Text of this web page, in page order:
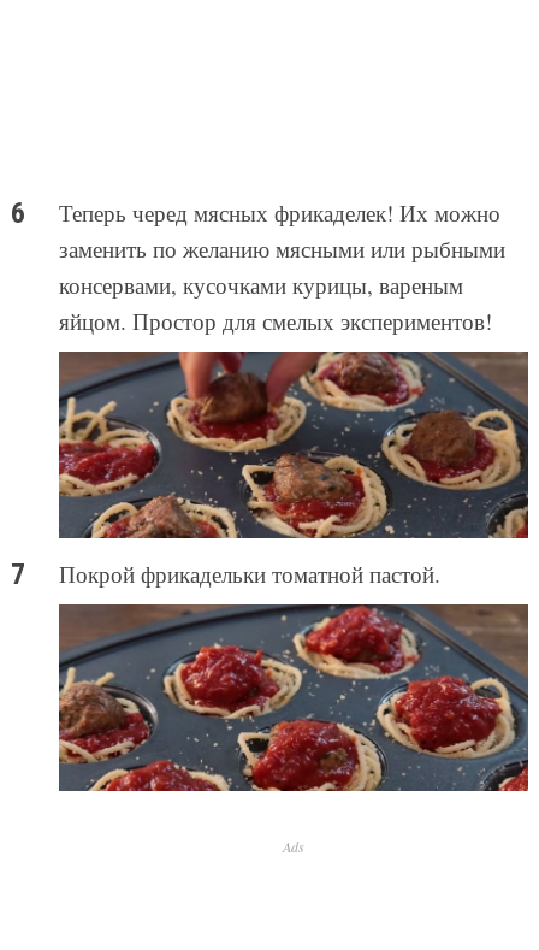
Теперь черед мясных фрикаделек! Их можно
заменить по желанию мясными или рыбными
консервами, кусочками курицы, вареным
яйцом. Простор для смелых экспериментов!
Покрой фрикадельки томатной пастой.
Ads